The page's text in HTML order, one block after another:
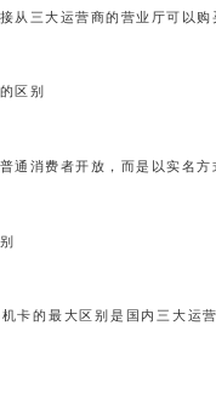
从三大运营商的营业厅可以
区别
通消费者开放，而是以实名
卡的最大区别是国内三大运